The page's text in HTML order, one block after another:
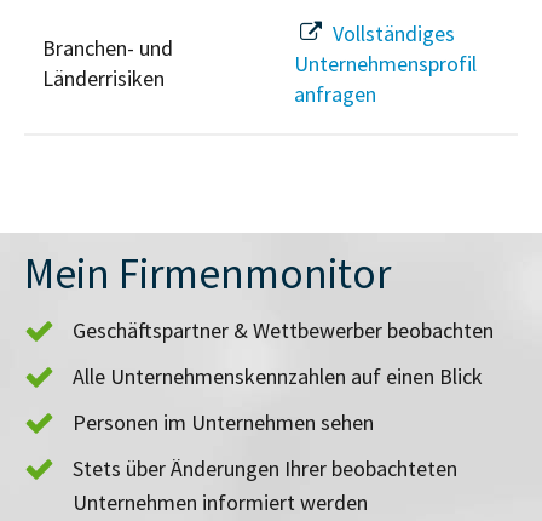
Branchen- und
Länderrisiken
Vollständiges
Unternehmensprofil
anfragen
Mein Firmenmonitor
Geschäftspartner & Wettbewerber beobachten
Alle Unternehmenskennzahlen auf einen Blick
Personen im Unternehmen sehen
Stets über Änderungen Ihrer beobachteten
Unternehmen informiert werden